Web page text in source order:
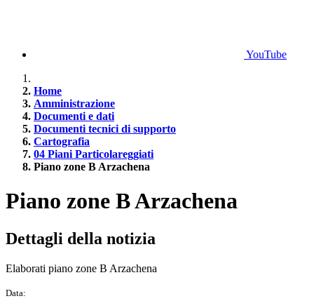
YouTube
Home
Amministrazione
Documenti e dati
Documenti tecnici di supporto
Cartografia
04 Piani Particolareggiati
Piano zone B Arzachena
Piano zone B Arzachena
Dettagli della notizia
Elaborati piano zone B Arzachena
Data: